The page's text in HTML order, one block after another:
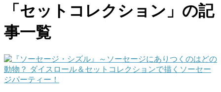
「セットコレクション」の記
事一覧